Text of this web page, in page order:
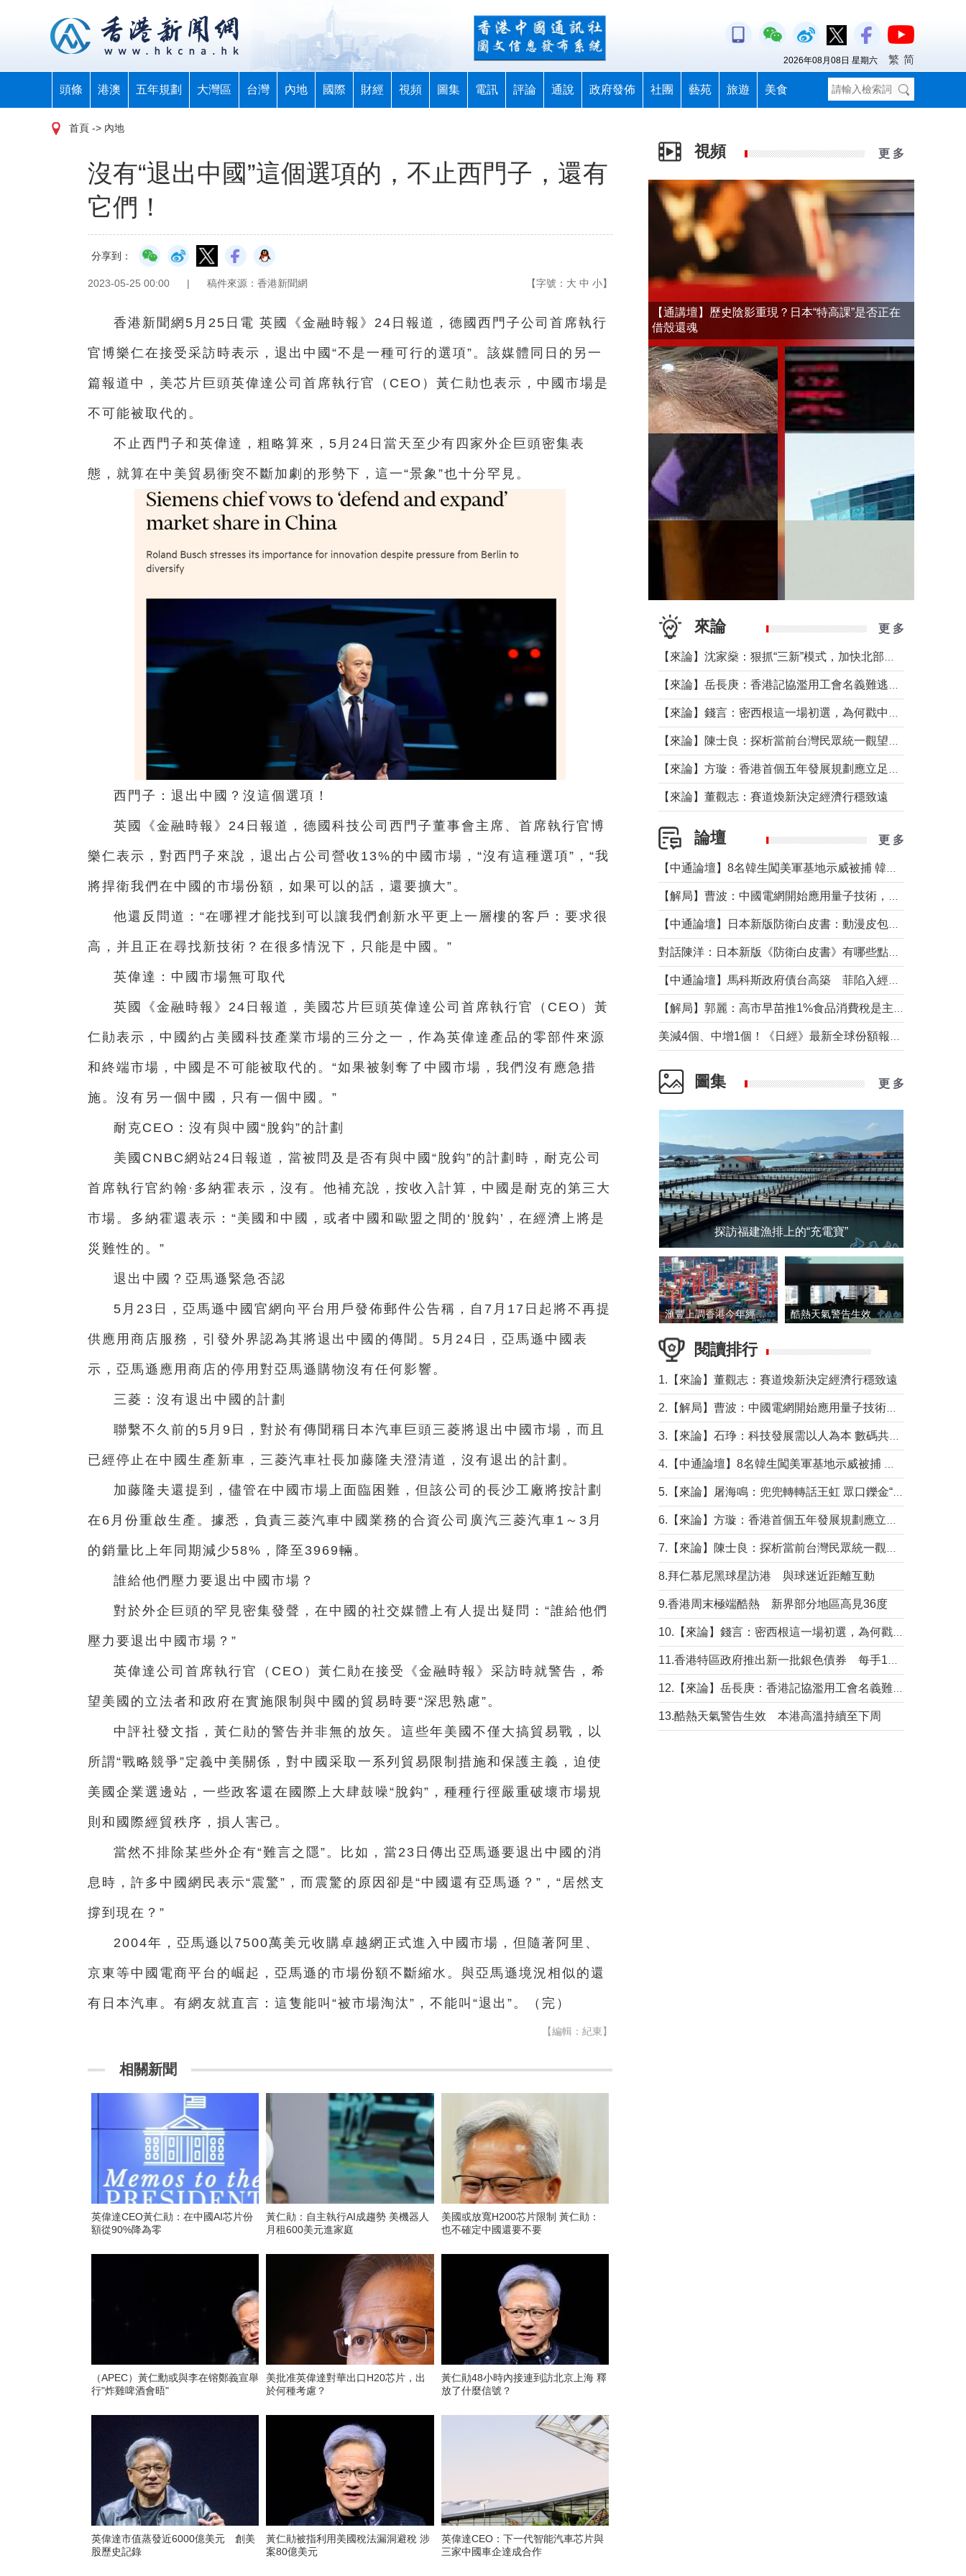
頭條 港澳 五年規劃 大灣區 台灣 內地 國際 財經 視頻 圖集 電訊 評論 通說 政府發佈 社團 藝苑 旅遊 美食
2026年08月08日 星期六 繁 简
首頁 -> 內地
沒有“退出中國”這個選項的，不止西門子，還有
它們！
分享到：
2023-05-25 00:00 | 稿件來源：香港新聞網 【字號： 大 中 小】
香港新聞網5月25日電 英國《金融時報》24日報道，德國西門子公司首席執行
官博樂仁在接受采訪時表示，退出中國“不是一種可行的選項”。該媒體同日的另一
篇報道中，美芯片巨頭英偉達公司首席執行官（CEO）黃仁勛也表示，中國市場是
不可能被取代的。
不止西門子和英偉達，粗略算來，5月24日當天至少有四家外企巨頭密集表
態，就算在中美貿易衝突不斷加劇的形勢下，這一“景象”也十分罕見。
西門子：退出中國？沒這個選項！
英國《金融時報》24日報道，德國科技公司西門子董事會主席、首席執行官博
樂仁表示，對西門子來說，退出占公司營收13%的中國市場，“沒有這種選項”，“我
將捍衛我們在中國的市場份額，如果可以的話，還要擴大”。
他還反問道：“在哪裡才能找到可以讓我們創新水平更上一層樓的客戶：要求很
高，并且正在尋找新技術？在很多情況下，只能是中國。”
英偉達：中國市場無可取代
英國《金融時報》24日報道，美國芯片巨頭英偉達公司首席執行官（CEO）黃
仁勛表示，中國約占美國科技產業市場的三分之一，作為英偉達產品的零部件來源
和終端市場，中國是不可能被取代的。“如果被剝奪了中國市場，我們沒有應急措
施。沒有另一個中國，只有一個中國。”
耐克CEO：沒有與 中國“脫鈎”的計劃
美國CNBC網站24日報道，當被問及是否有與中國“脫鈎”的計劃時，耐克公司
首席執行官約翰·多納霍表示，沒有。他補充說，按收入計算，中國是耐克的第三大
市場。多納霍還表示：“美國和中國，或者中國和歐盟之間的‘脫鈎’，在經濟上將是
災難性的。”
退出中國？亞馬遜緊急否認
5月23日，亞馬遜中國官網向平台用戶發佈郵件公告稱，自7月17日起將不再提
供應用商店服務，引發外界認為其將退出中國的傳聞。5月24日，亞馬遜中國表
示，亞馬遜應用商店的停用對亞馬遜購物沒有任何影響。
三菱：沒有退出中國的計劃
聯繫不久前的5月9日，對於有傳聞稱日本汽車巨頭三菱將退出中國市場，而且
已經停止在中國生產新車，三菱汽車社長加藤隆夫澄清道，沒有退出的計劃。
加藤隆夫還提到，儘管在中國市場上面臨困難，但該公司的長沙工廠將按計劃
在6月份重啟生產。據悉，負責三菱汽車中國業務的合資公司廣汽三菱汽車1～3月
的銷量比上年同期減少58%，降至3969輛。
誰給他們壓力要退出中國市場？
對於外企巨頭的罕見密集發聲，在中國的社交媒體上有人提出疑問：“誰給他們
壓力要退出中國市場？”
英偉達公司首席執行官（CEO）黃仁勛在接受《金融時報》采訪時就警告，希
望美國的立法者和政府在實施限制與中國的貿易時要“深思熟慮”。
中評社發文指，黃仁勛的警告并非無的放矢。這些年美國不僅大搞貿易戰，以
所謂“戰略競爭”定義中美關係，對中國采取一系列貿易限制措施和保護主義，迫使
美國企業選邊站，一些政客還在國際上大肆鼓噪“脫鈎”，種種行徑嚴重破壞市場規
則和國際經貿秩序，損人害己。
當然不排除某些外企有“難言之隱”。比如，當23日傳出亞馬遜要退出中國的消
息時，許多中國網民表示“震驚”，而震驚的原因卻是“中國還有亞馬遜？”，“居然支
撐到現在？”
2004年，亞馬遜以7500萬美元收購卓越網正式進入中國市場，但隨著阿里、
京東等中國電商平台的崛起，亞馬遜的市場份額不斷縮水。與亞馬遜境況相似的還
有日本汽車。有網友就直言：這隻能叫“被市場淘汰”，不能叫“退出”。（完）
【編輯：紀東】
相關新聞
英偉達CEO黃仁勛：在中國AI芯片份
額從90%降為零
黃仁勛：自主執行AI成趨勢 美機器人
月租600美元進家庭
美國或放寬H200芯片限制 黃仁勛：
也不確定中國還要不要
（APEC）黃仁勳或與李在镕鄭義宣舉
行"炸雞啤酒會晤"
美批准英偉達對華出口H20芯片，出
於何種考慮？
黃仁勛48小時內接連到訪北京上海 釋
放了什麼信號？
英偉達市值蒸發近6000億美元 創美
股歷史記錄
黃仁勛被指利用美國稅法漏洞避稅 涉
案80億美元
英偉達CEO：下一代智能汽車芯片與
三家中國車企達成合作
視頻 更 多
【通講壇】歷史陰影重現？日本“特高課”是否正在
借殼還魂
來論 更 多
【來論】董觀志：賽道煥新決定經濟行穩致遠
論壇 更 多
圖集 更 多
探訪福建漁排上的“充電寶”
滙豐上調香港今年經濟增長預測至4.5% 酷熱天氣警告生效 本港高溫持續至下周
閱讀排行
1.【來論】董觀志：賽道煥新決定經濟行穩致遠
8.拜仁慕尼黑球星訪港 與球迷近距離互動
9.香港周末極端酷熱 新界部分地區高見36度
13.酷熱天氣警告生效 本港高溫持續至下周